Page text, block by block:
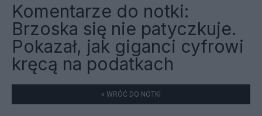
Komentarze do notki:
Brzoska się nie patyczkuje.
Pokazał, jak giganci cyfrowi
kręcą na podatkach
« WRÓĆ DO NOTKI